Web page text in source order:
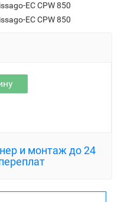
EC CPW 850
EC CPW 850
и монтаж до 24